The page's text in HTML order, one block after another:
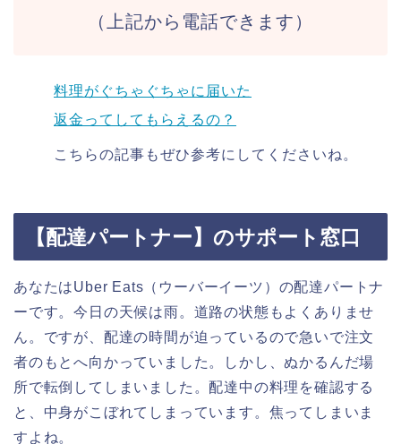
（上記から電話できます）
料理がぐちゃぐちゃに届いた
返金ってしてもらえるの？
こちらの記事もぜひ参考にしてくださいね。
【配達パートナー】のサポート窓口
あなたはUber Eats（ウーバーイーツ）の配達パートナ
ーです。今日の天候は雨。道路の状態もよくありませ
ん。ですが、配達の時間が迫っているので急いで注文
者のもとへ向かっていました。しかし、ぬかるんだ場
所で転倒してしまいました。配達中の料理を確認する
と、中身がこぼれてしまっています。焦ってしまいま
すよね。